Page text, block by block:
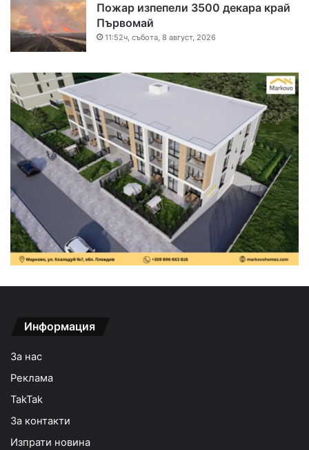
Пожар изпепели 3500 декара край
Първомай
11:52ч, събота, 8 август, 2026
Информация
За нас
Реклама
TakTak
За контакти
Изпрати новина